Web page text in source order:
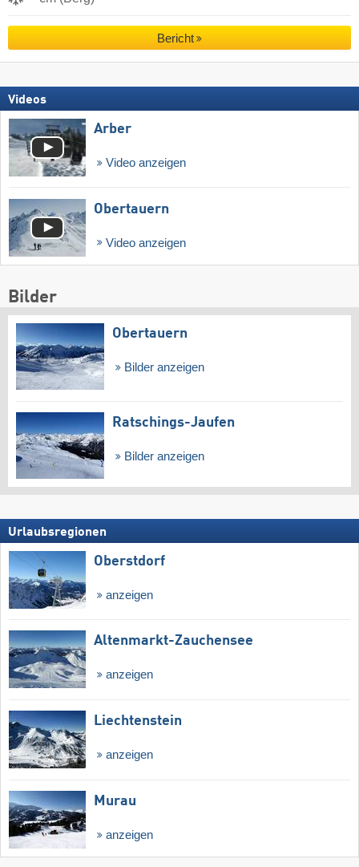
Bericht
Videos
Arber
Video anzeigen
Obertauern
Video anzeigen
Bilder
Obertauern
Bilder anzeigen
Ratschings-Jaufen
Bilder anzeigen
Urlaubsregionen
Oberstdorf
anzeigen
Altenmarkt-Zauchensee
anzeigen
Liechtenstein
anzeigen
Murau
anzeigen